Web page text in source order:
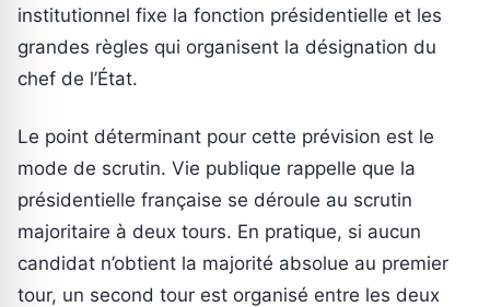
institutionnel fixe la fonction présidentielle et les
grandes règles qui organisent la désignation du
chef de l’État.
Le point déterminant pour cette prévision est le
mode de scrutin. Vie publique rappelle que la
présidentielle française se déroule au scrutin
majoritaire à deux tours. En pratique, si aucun
candidat n’obtient la majorité absolue au premier
tour, un second tour est organisé entre les deux